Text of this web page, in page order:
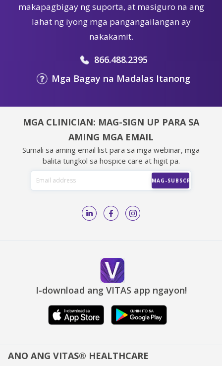
makapagbigay ng suporta, at masiguro na ang
lahat ng iyong mga pangangailangan ay
nakakamit.
866.488.2395
Mga Bagay na Madalas Itanong
MGA CLINICIAN: MAG-SIGN UP PARA SA
AMING MGA EMAIL
Sumali sa aming email list para sa mga webinar, mga
balita tungkol sa hospice care at higit pa.
I-download ang VITAS app ngayon!
ANO ANG VITAS® HEALTHCARE